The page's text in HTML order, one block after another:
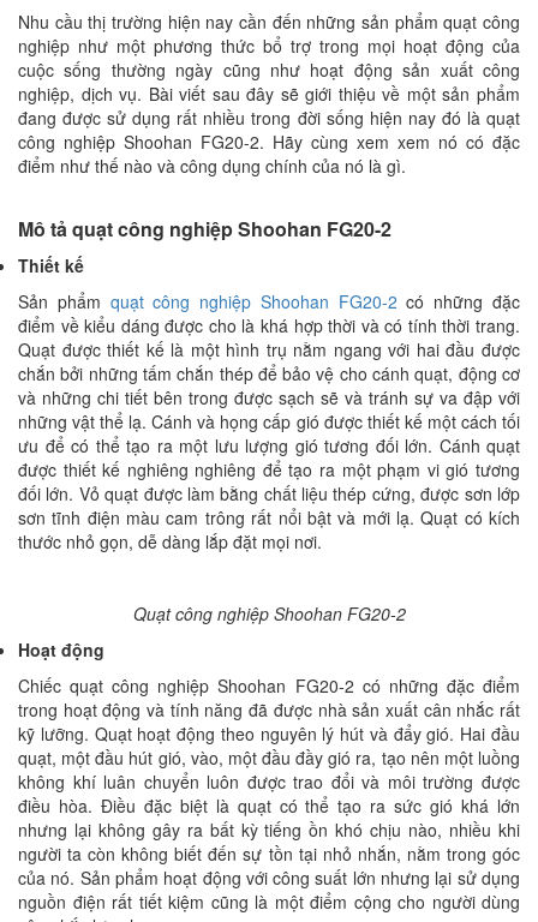
Nhu cầu thị trường hiện nay cần đến những sản phẩm quạt công
nghiệp như một phương thức bổ trợ trong mọi hoạt động của
cuộc sống thường ngày cũng như hoạt động sản xuất công
nghiệp, dịch vụ. Bài viết sau đây sẽ giới thiệu về một sản phẩm
đang được sử dụng rất nhiều trong đời sống hiện nay đó là quạt
công nghiệp Shoohan FG20-2. Hãy cùng xem xem nó có đặc
điểm như thế nào và công dụng chính của nó là gì.
Mô tả quạt công nghiệp Shoohan FG20-2
Thiết kế
Sản phẩm quạt công nghiệp Shoohan FG20-2 có những đặc
điểm về kiểu dáng được cho là khá hợp thời và có tính thời trang.
Quạt được thiết kế là một hình trụ nằm ngang với hai đầu được
chắn bởi những tấm chắn thép để bảo vệ cho cánh quạt, động cơ
và những chi tiết bên trong được sạch sẽ và tránh sự va đập với
những vật thể lạ. Cánh và họng cấp gió được thiết kế một cách tối
ưu để có thể tạo ra một lưu lượng gió tương đối lớn. Cánh quạt
được thiết kế nghiêng nghiêng để tạo ra một phạm vi gió tương
đối lớn. Vỏ quạt được làm bằng chất liệu thép cứng, được sơn lớp
sơn tĩnh điện màu cam trông rất nổi bật và mới lạ. Quạt có kích
thước nhỏ gọn, dễ dàng lắp đặt mọi nơi.
Quạt công nghiệp Shoohan FG20-2
Hoạt động
Chiếc quạt công nghiệp Shoohan FG20-2 có những đặc điểm
trong hoạt động và tính năng đã được nhà sản xuất cân nhắc rất
kỹ lưỡng. Quạt hoạt động theo nguyên lý hút và đẩy gió. Hai đầu
quạt, một đầu hút gió, vào, một đầu đầy gió ra, tạo nên một luồng
không khí luân chuyển luôn được trao đổi và môi trường được
điều hòa. Điều đặc biệt là quạt có thể tạo ra sức gió khá lớn
nhưng lại không gây ra bất kỳ tiếng ồn khó chịu nào, nhiều khi
người ta còn không biết đến sự tồn tại nhỏ nhắn, nằm trong góc
của nó. Sản phẩm hoạt động với công suất lớn nhưng lại sử dụng
nguồn điện rất tiết kiệm cũng là một điểm cộng cho người dùng